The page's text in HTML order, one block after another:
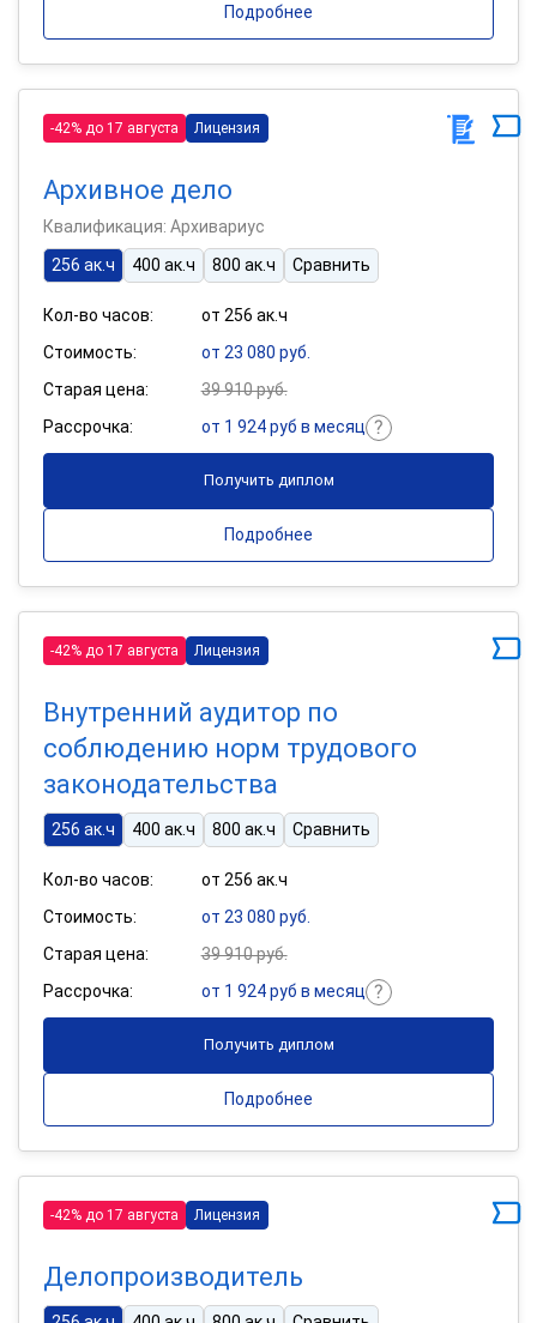
Подробнее
-42% до 17 августа Лицензия
Архивное дело
Квалификация: Архивариус
256 ак.ч
400 ак.ч 800 ак.ч Сравнить
Кол-во часов:
от 256 ак.ч
Стоимость:
от 23 080 руб.
Старая цена:
39 910 руб.
Рассрочка:
от 1 924 руб в месяц
Получить диплом
Подробнее
-42% до 17 августа Лицензия
Внутренний аудитор по
соблюдению норм трудового
законодательства
256 ак.ч 400 ак.ч 800 ак.ч Сравнить
Кол-во часов:
от 256 ак.ч
Стоимость:
от 23 080 руб.
Старая цена:
39 910 руб.
Рассрочка:
от 1 924 руб в месяц
Получить диплом
Подробнее
-42% до 17 августа Лицензия
Делопроизводитель